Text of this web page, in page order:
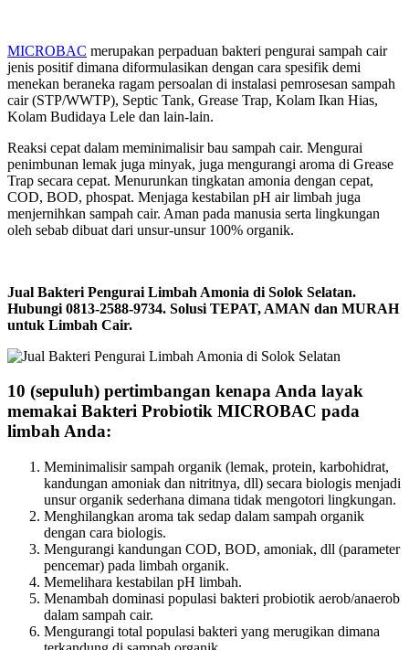
MICROBAC merupakan perpaduan bakteri pengurai sampah cair
jenis positif dimana diformulasikan dengan cara spesifik demi
menekan beraneka ragam persoalan di instalasi pemrosesan sampah
cair (STP/WWTP), Septic Tank, Grease Trap, Kolam Ikan Hias,
Kolam Budidaya Lele dan lain-lain.
Reaksi cepat dalam meminimalisir bau sampah cair. Mengurai
penimbunan lemak juga minyak, juga mengurangi aroma di Grease
Trap secara cepat. Menurunkan tingkatan amonia dengan cepat,
COD, BOD, phospat. Menjaga kestabilan pH air limbah juga
menjernihkan sampah cair. Aman pada manusia serta lingkungan
oleh sebab dibuat dari unsur-unsur 100% organik.
Jual Bakteri Pengurai Limbah Amonia di Solok Selatan.
Hubungi 0813-2588-9734. Solusi TEPAT, AMAN dan MURAH
untuk Limbah Cair.
10 (sepuluh) pertimbangan kenapa Anda layak
memakai Bakteri Probiotik MICROBAC pada
limbah Anda:
Meminimalisir sampah organik (lemak, protein, karbohidrat,
kandungan amoniak dan nitritnya, dll) secara biologis menjadi
unsur organik sederhana dimana tidak mengotori lingkungan.
Menghilangkan aroma tak sedap dalam sampah organik
dengan cara biologis.
Mengurangi kandungan COD, BOD, amoniak, dll (parameter
pencemar) pada limbah organik.
Memelihara kestabilan pH limbah.
Menambah dominasi populasi bakteri probiotik aerob/anaerob
dalam sampah cair.
Mengurangi total populasi bakteri yang merugikan dimana